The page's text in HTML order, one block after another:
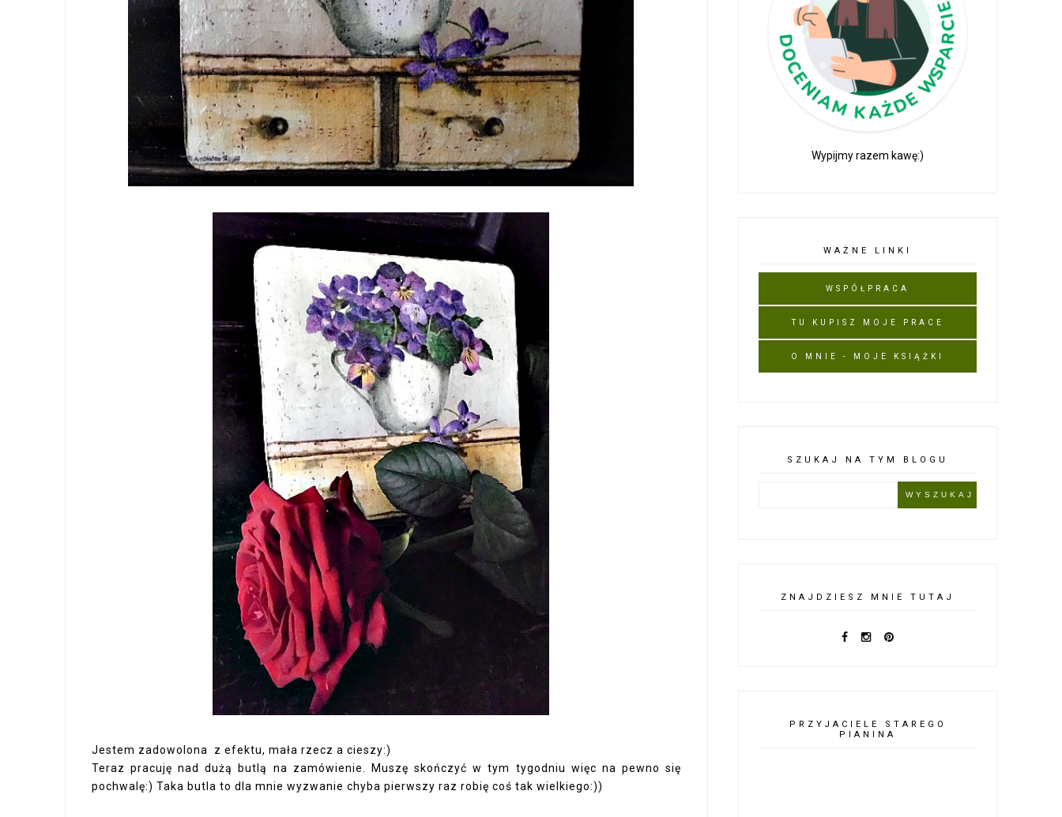
Jestem zadowolona z efektu, mała rzecz a cieszy:)
Teraz pracuję nad dużą butlą na zamówienie. Muszę skończyć w tym tygodniu więc na pewno się
pochwalę:) Taka butla to dla mnie wyzwanie chyba pierwszy raz robię coś tak wielkiego:))
Wypijmy razem kawę:)
WAŻNE LINKI
WSPÓŁPRACA
TU KUPISZ MOJE PRACE
O MNIE - MOJE KSIĄŻKI
SZUKAJ NA TYM BLOGU
ZNAJDZIESZ MNIE TUTAJ
PRZYJACIELE STAREGO
PIANINA